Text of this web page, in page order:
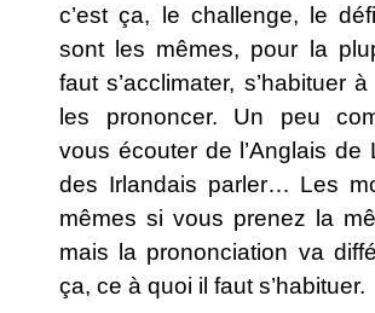
c’est ça, le challenge, le
sont les mêmes, pour la
faut s’acclimater, s’habituer
les prononcer. Un peu
vous écouter de l’Anglais de
des Irlandais parler… Les
mêmes si vous prenez la
mais la prononciation va
ça, ce à quoi il faut s’habituer.